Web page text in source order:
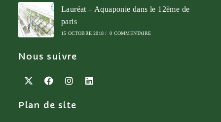
Lauréat – Aquaponie dans le 12ème de
paris
15 OCTOBRE 2018 / 0 COMMENTAIRE
Nous suivre
Plan de site